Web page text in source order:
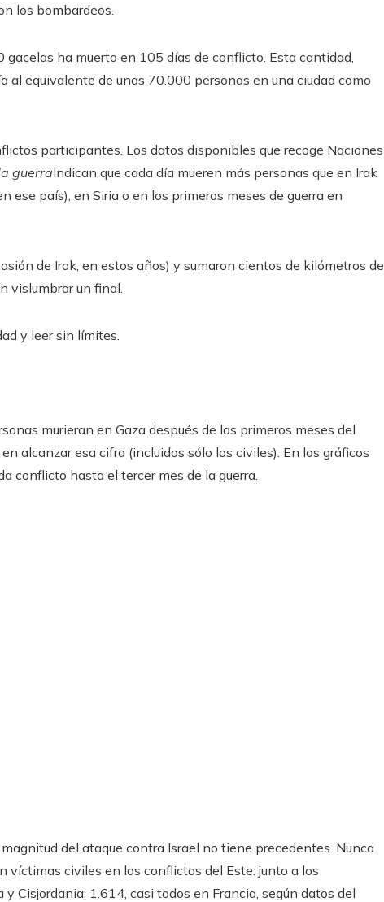
los bombardeos.
ha muerto en 105 días de conflicto. Esta cantidad,
al equivalente de unas 70.000 personas en una ciudad como
participantes. Los datos disponibles que recoge Naciones
guerraIndican que cada día mueren más personas que en Irak
ese país), en Siria o en los primeros meses de guerra en
de Irak, en estos años) y sumaron cientos de kilómetros de
vislumbrar un final.
y leer sin límites.
murieran en Gaza después de los primeros meses del
alcanzar esa cifra (incluidos sólo los civiles). En los gráficos
conflicto hasta el tercer mes de la guerra.
del ataque contra Israel no tiene precedentes. Nunca
víctimas civiles en los conflictos del Este: junto a los
Cisjordania: 1.614, casi todos en Francia, según datos del